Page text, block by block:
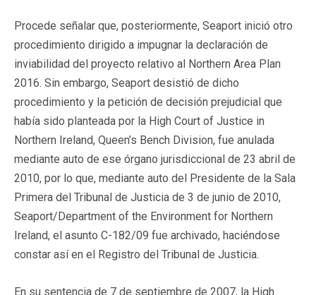
Procede señalar que, posteriormente, Seaport inició otro
procedimiento dirigido a impugnar la declaración de
inviabilidad del proyecto relativo al Northern Area Plan
2016. Sin embargo, Seaport desistió de dicho
procedimiento y la petición de decisión prejudicial que
había sido planteada por la High Court of Justice in
Northern Ireland, Queen’s Bench Division, fue anulada
mediante auto de ese órgano jurisdiccional de 23 abril de
2010, por lo que, mediante auto del Presidente de la Sala
Primera del Tribunal de Justicia de 3 de junio de 2010,
Seaport/Department of the Environment for Northern
Ireland, el asunto C-182/09 fue archivado, haciéndose
constar así en el Registro del Tribunal de Justicia.
En su sentencia de 7 de septiembre de 2007, la High